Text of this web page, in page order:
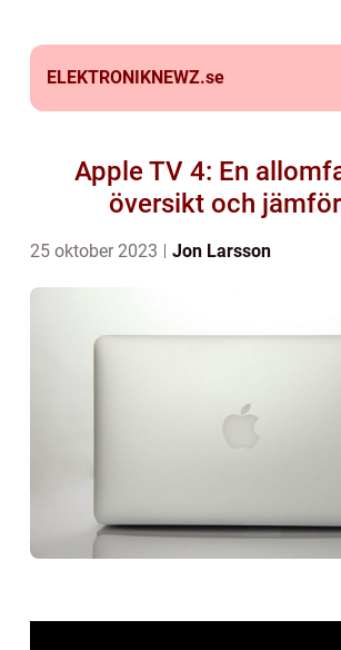
ELEKTRONIKNEWZ.se
Apple TV 4: En
översikt och
25 oktober 2023 Jon Larsson